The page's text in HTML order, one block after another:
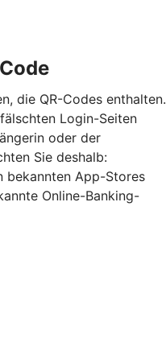
die QR-Codes enthalten.
Login-Seiten
oder der
Sie deshalb:
bekannten App-Stores
Online-Banking-